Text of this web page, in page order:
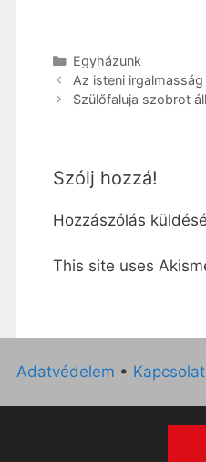
Kategória
Egyházunk
Az isteni
Szülőfaluja szobrot
Szólj hozzá!
Hozzászólás
This site uses
Adatvédelem • Kapcsolat